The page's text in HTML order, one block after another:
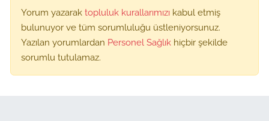
Yorum yazarak topluluk kurallarımızı kabul etmiş
bulunuyor ve tüm sorumluluğu üstleniyorsunuz.
Yazılan yorumlardan Personel Sağlık hiçbir şekilde
sorumlu tutulamaz.